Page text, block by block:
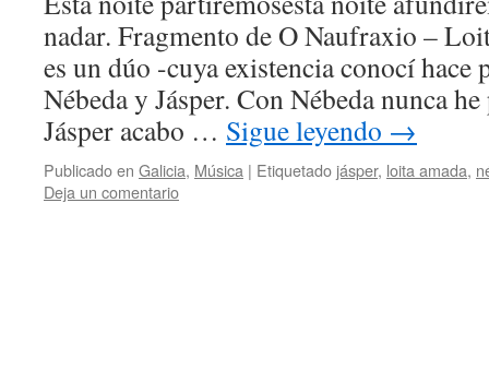
nadar. Fragmento de O Naufraxio –
es un dúo -cuya existencia conocí
Nébeda y Jásper. Con Nébeda nunca
Jásper acabo … Sigue leyendo →
Publicado en Galicia, Música | Etiquetado jásper, loita amada,
Deja un comentario